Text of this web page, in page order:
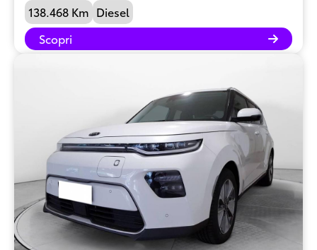
138.468 Km Diesel
Scopri